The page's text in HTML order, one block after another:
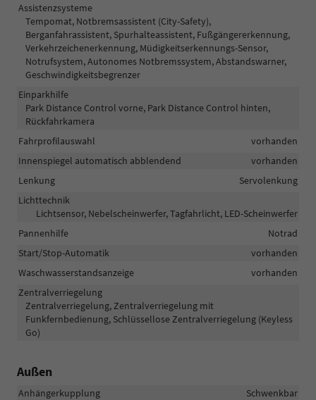
Assistenzsysteme
Tempomat, Notbremsassistent (City-Safety),
Berganfahrassistent, Spurhalteassistent, Fußgängererkennung,
Verkehrzeichenerkennung, Müdigkeitserkennungs-Sensor,
Notrufsystem, Autonomes Notbremssystem, Abstandswarner,
Geschwindigkeitsbegrenzer
Einparkhilfe
Park Distance Control vorne, Park Distance Control hinten,
Rückfahrkamera
Fahrprofilauswahl
vorhanden
Innenspiegel automatisch abblendend
vorhanden
Lenkung
Servolenkung
Lichttechnik
Lichtsensor, Nebelscheinwerfer, Tagfahrlicht, LED-Scheinwerfer
Pannenhilfe
Notrad
Start/Stop-Automatik
vorhanden
Waschwasserstandsanzeige
vorhanden
Zentralverriegelung
Zentralverriegelung, Zentralverriegelung mit
Funkfernbedienung, Schlüssellose Zentralverriegelung (Keyless
Go)
Außen
Anhängerkupplung
Schwenkbar